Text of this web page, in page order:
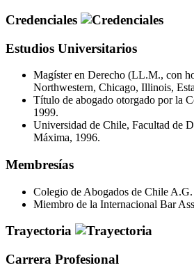
Credenciales
Estudios Universitarios
Magíster en Derecho (LL.M., con
Northwestern, Chicago, Illinois,
Título de abogado otorgado por la
1999.
Universidad de Chile, Facultad de
Máxima, 1996.
Membresías
Colegio de Abogados de Chile A.G.
Miembro de la Internacional Bar
Trayectoria
Carrera Profesional